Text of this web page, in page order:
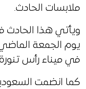
ملابسات الحادث.
ويأتي هذا
يوم الجمعة
في ميناء رأس
كما انضمت